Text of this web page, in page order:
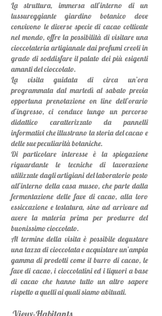
La struttura, immersa all’interno di un
lussureggiante giardino botanico dove
convivono le diverse specie di cacao coltivate
nel mondo, offre la possibilità di visitare una
cioccolateria artigianale dai profumi creoli in
grado di soddisfare il palato dei più esigenti
amanti del cioccolato.
La visita guidata di circa un’ora
programmata dal martedì al sabato previa
opportuna prenotazione on line dell’orario
d’ingresso, ci conduce lungo un percorso
didattico caratterizzato da pannelli
informativi che illustrano la storia del cacao e
delle sue peculiarità botaniche.
Di particolare interesse è la spiegazione
riguardante le tecniche di lavorazione
utilizzate dagli artigiani del laboratorio posto
all’interno della casa museo, che parte dalla
fermentazione delle fave di cacao, alla loro
essiccazione e tostatura, sino ad arrivare ad
avere la materia prima per produrre del
buonissimo cioccolato.
Al termine della visita è possibile degustare
una tazza di cioccolata e acquistare un’ampia
gamma di prodotti come il burro di cacao, le
fave di cacao, i cioccolatini ed i liquori a base
di cacao che hanno tutto un altro sapore
rispetto a quelli ai quali siamo abituati.